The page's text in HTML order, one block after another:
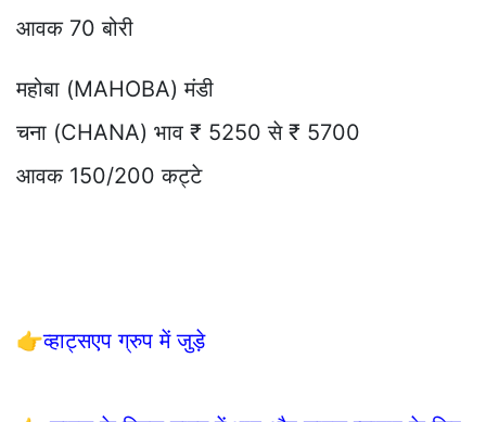
आवक 70 बोरी
महोबा (MAHOBA) मंडी
चना (CHANA) भाव ₹ 5250 से ₹ 5700
आवक 150/200 कट्टे
👉व्हाट्सएप ग्रुप में जुड़े